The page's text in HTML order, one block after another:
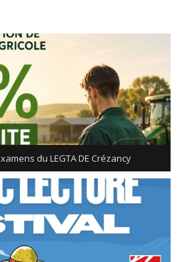
du LEGTA DE Crézancy